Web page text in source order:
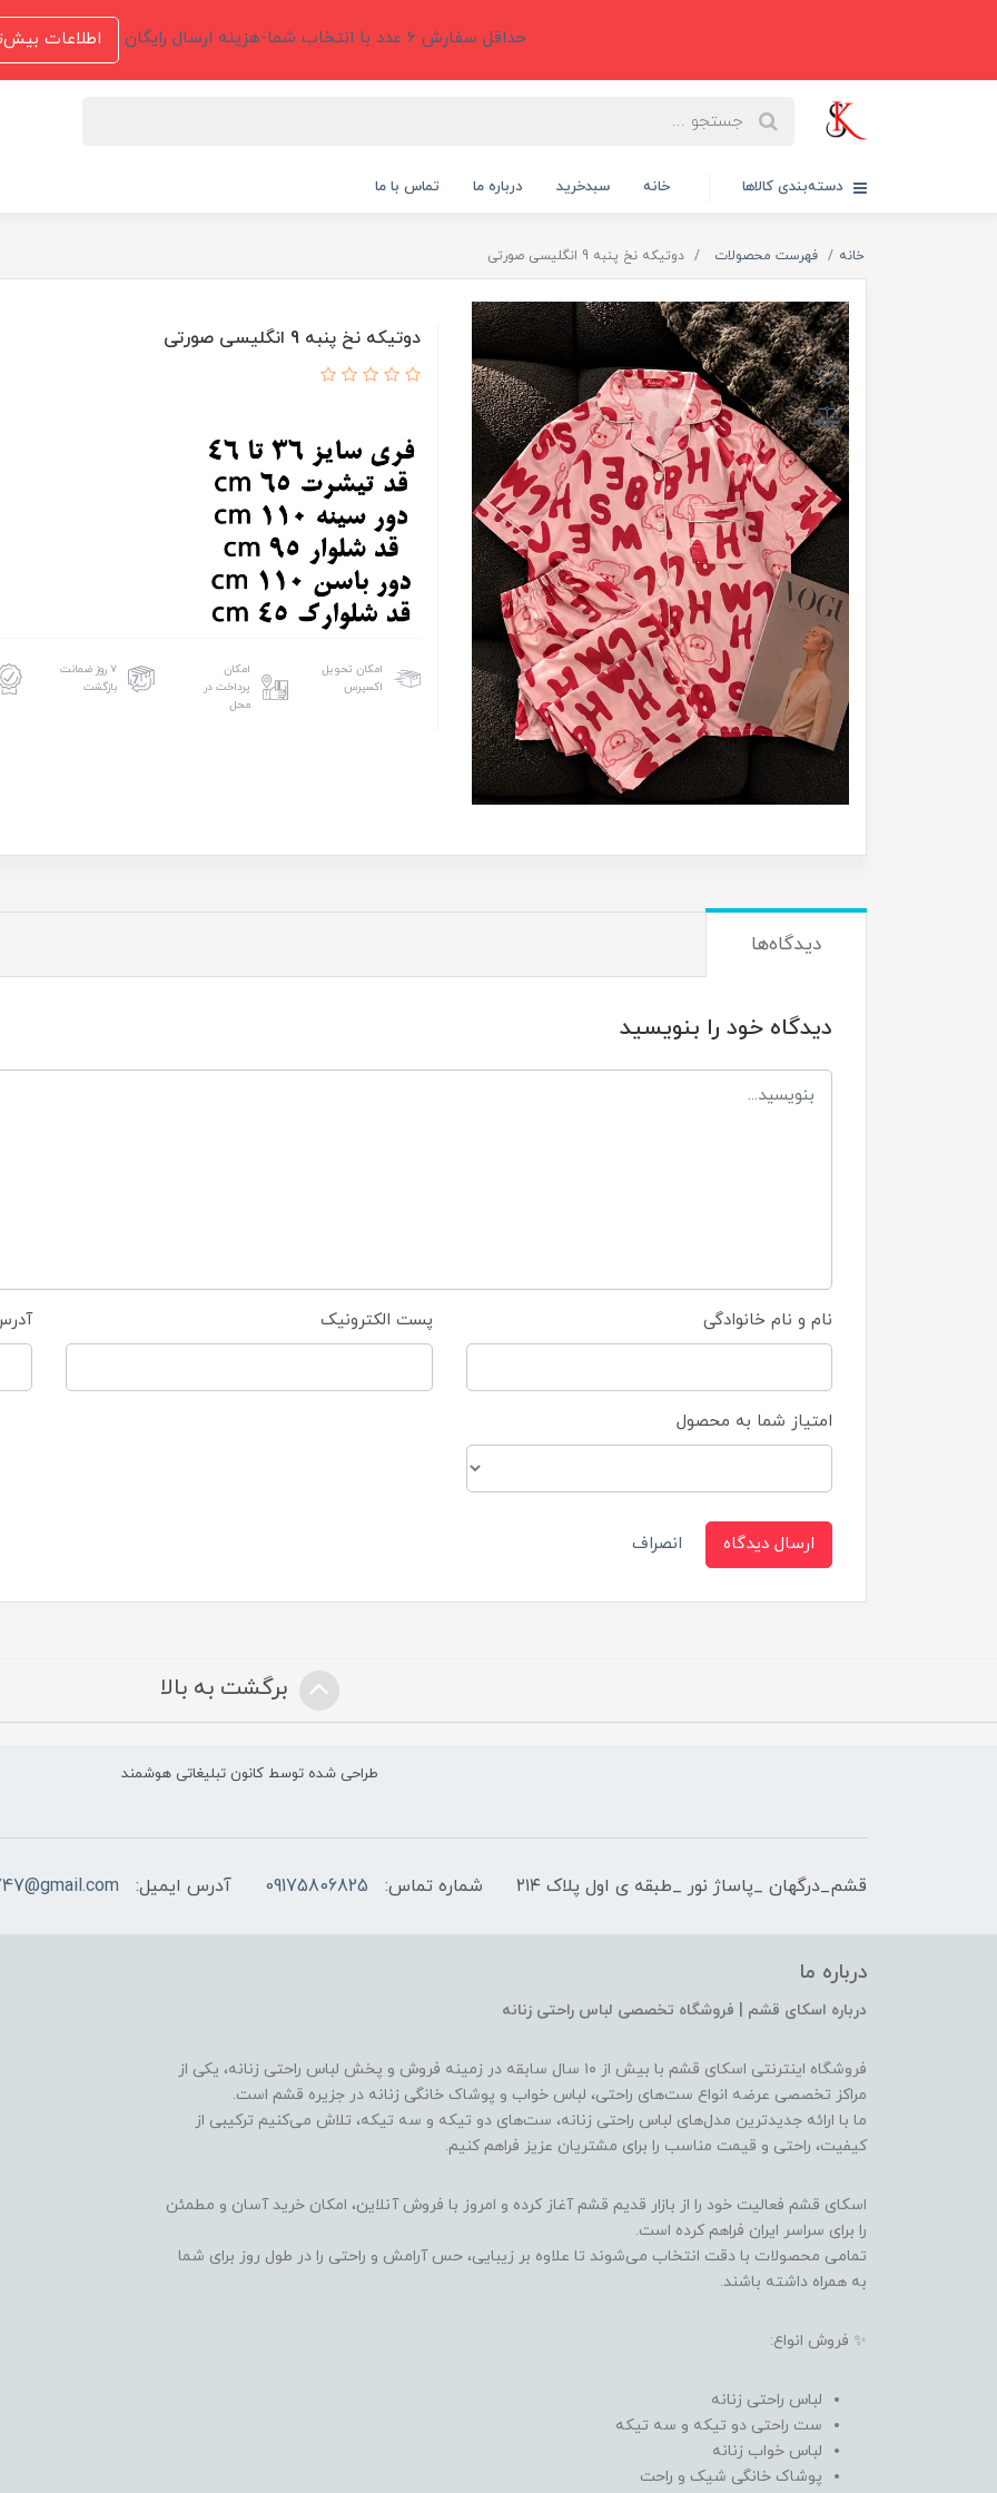
حداقل سفارش 6 عدد با انتخاب شما-هزینه ارسال رایگان اطلاعات
دسته‌بندی کالاها خانه سبدخرید درباره ما تماس با ما
خانه فهرست محصولات دوتیکه نخ پنبه 9 انگلیسی صورتی
دوتیکه نخ پنبه 9 انگلیسی صورتی
امکان تحویل
اکسپرس
امکان
پرداخت در
محل
۷ روز ضمانت
بازگشت
دیدگاه‌ها
دیدگاه خود را بنویسید
نام و نام خانوادگی پست الکترونیک
امتیاز شما به محصول
ارسال دیدگاه انصراف
برگشت به بالا
طراحی شده توسط کانون تبلیغاتی هوشمند
قشم_درگهان _پاساژ نور _طبقه ی اول پلاک ۲۱۴ شماره تماس: 09175806825 آدرس ایمیل:
درباره ما
درباره اسکای قشم | فروشگاه تخصصی لباس راحتی زنانه
فروشگاه اینترنتی اسکای قشم با بیش از ۱۰ سال سابقه در زمینه فروش و پخش لباس راحتی زنانه، یکی از
مراکز تخصصی عرضه انواع ست‌های راحتی، لباس خواب و پوشاک خانگی زنانه در جزیره قشم است.
ما با ارائه جدیدترین مدل‌های لباس راحتی زنانه، ست‌های دو تیکه و سه تیکه، تلاش می‌کنیم ترکیبی از
کیفیت، راحتی و قیمت مناسب را برای مشتریان عزیز فراهم کنیم.
اسکای قشم فعالیت خود را از بازار قدیم قشم آغاز کرده و امروز با فروش آنلاین، امکان خرید آسان و مطمئن
را برای سراسر ایران فراهم کرده است.
تمامی محصولات با دقت انتخاب می‌شوند تا علاوه بر زیبایی، حس آرامش و راحتی را در طول روز برای شما
به همراه داشته باشند.
✨ فروش انواع:
لباس راحتی زنانه
ست راحتی دو تیکه و سه تیکه
لباس خواب زنانه
پوشاک خانگی شیک و راحت